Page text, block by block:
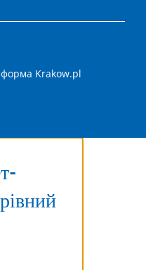
Krakow.pl